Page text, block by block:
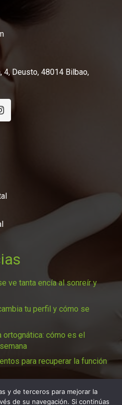
4, Deusto, 48014 Bilbao,
ve tanta encía al sonreír y
tu perfil y cómo se
ortognática: cómo es el
para recuperar la función
y de terceros para mejorar la
de su navegación. Si continúas